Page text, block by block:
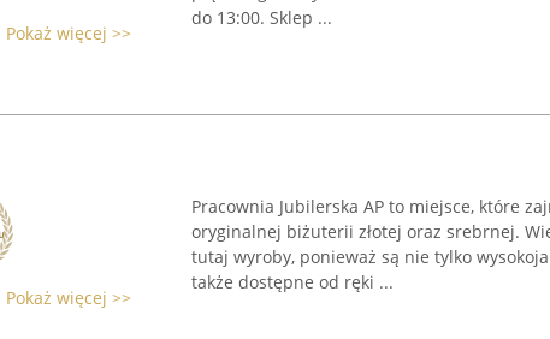
Pokaż więcej >>
do 13:00. Sklep ...
Pokaż więcej >>
Pracownia Jubilerska AP to miejsce, które
oryginalnej biżuterii złotej oraz srebrnej.
tutaj wyroby, ponieważ są nie tylko
także dostępne od ręki ...